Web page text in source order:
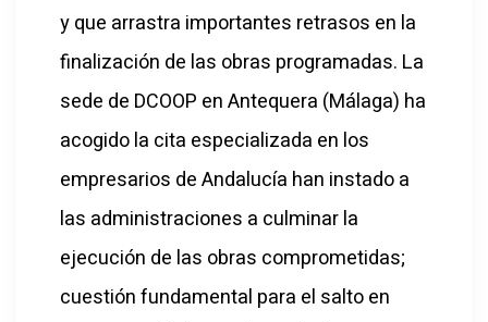
y que arrastra importantes retrasos en la
finalización de las obras programadas. La
sede de DCOOP en Antequera (Málaga) ha
acogido la cita especializada en los
empresarios de Andalucía han instado a
las administraciones a culminar la
ejecución de las obras comprometidas;
cuestión fundamental para el salto en